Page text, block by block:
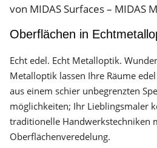
Oberflächen in
Echt edel. Echt Metalloptik.
Metalloptik lassen Ihre Räume
aus einem schier unbegrenzten
möglichkeiten; Ihr Lieblingsmaler
traditionelle Handwerks­techniken
Oberflächen­veredelung.